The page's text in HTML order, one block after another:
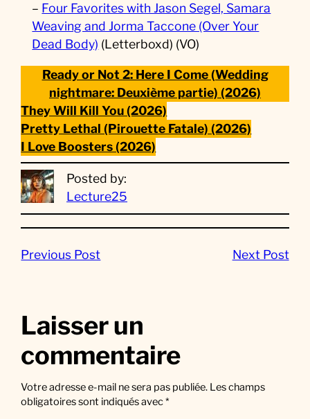
– Four Favorites with Jason Segel, Samara
Weaving and Jorma Taccone (Over Your
Dead Body) (Letterboxd) (VO)
Ready or Not 2: Here I Come (Wedding
nightmare: Deuxième partie) (2026)
They Will Kill You (2026)
Pretty Lethal (Pirouette Fatale) (2026)
I Love Boosters (2026)
Posted by:
Lecture25
Previous Post Next Post
Laisser un
commentaire
Votre adresse e-mail ne sera pas publiée. Les champs
obligatoires sont indiqués avec*